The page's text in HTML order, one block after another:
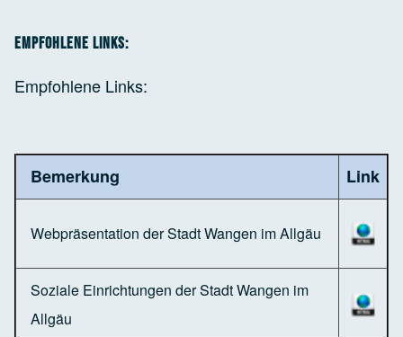
Empfohlene Links:
Empfohlene Links:
Bemerkung Link
Webpräsentation der Stadt Wangen im Allgäu
Soziale Einrichtungen der Stadt Wangen im
Allgäu